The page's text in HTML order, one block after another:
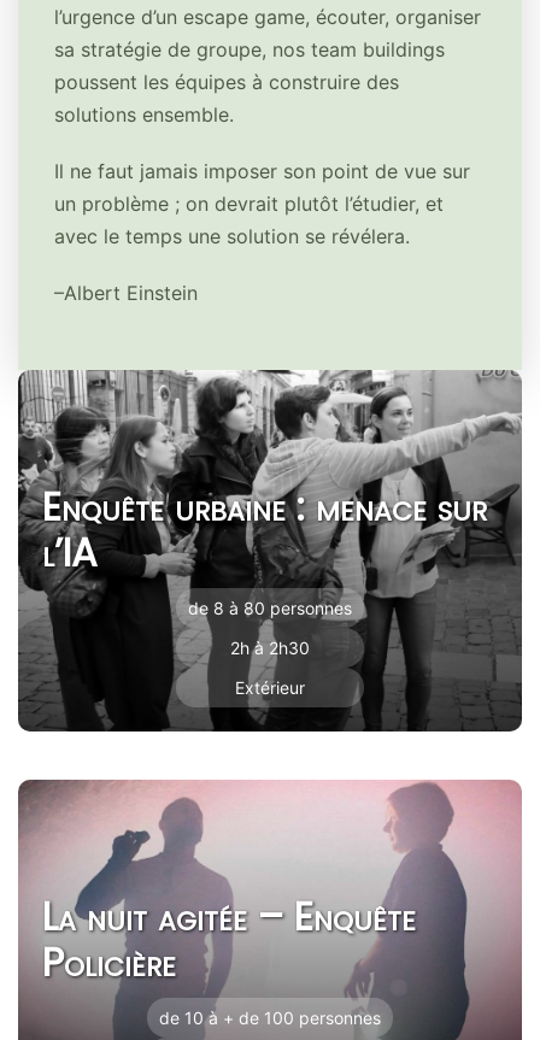
l’urgence d’un escape game, écouter, organiser
sa stratégie de groupe, nos team buildings
poussent les équipes à construire des
solutions ensemble.
Il ne faut jamais imposer son point de vue sur
un problème ; on devrait plutôt l’étudier, et
avec le temps une solution se révélera.
–Albert Einstein
Enquête urbaine : menace sur
l’IA
de 8 à 80 personnes
2h à 2h30
Extérieur
La nuit agitée – Enquête
Policière
de 10 à + de 100 personnes